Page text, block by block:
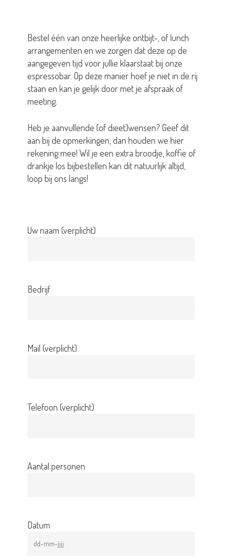
Bestel één van onze heerlijke ontbijt-, of lunch
arrangementen en we zorgen dat deze op de
aangegeven tijd voor jullie klaarstaat bij onze
espressobar. Op deze manier hoef je niet in de rij
staan en kan je gelijk door met je afspraak of
meeting.
Heb je aanvullende (of dieet)wensen? Geef dit
aan bij de opmerkingen, dan houden we hier
rekening mee! Wil je een extra broodje, koffie of
drankje los bijbestellen kan dit natuurlijk altijd,
loop bij ons langs!
Uw naam (verplicht)
Bedrijf
Mail (verplicht)
Telefoon (verplicht)
Aantal personen
Datum